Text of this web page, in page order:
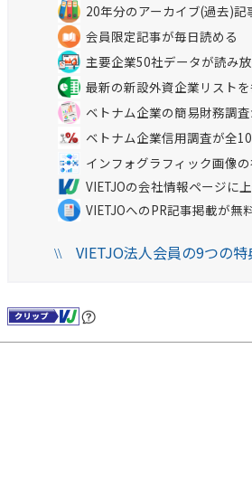
20年分のアーカイブ(過去)記
会員限定記事が毎日読める
主要企業50社データが読み
最新の新設外資企業リスト
ベトナム企業の簡易財務調
ベトナム企業信用調査が全
インフォグラフィック画像
VIETJOの会社情報ページに
VIETJOへのPR記事掲載が無
\\VIETJO法人会員の9つの特